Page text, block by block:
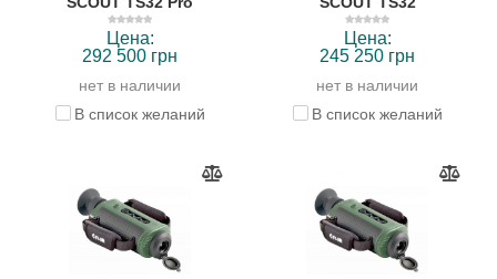
Цена:
292 500 грн
нет в наличии
В список желаний
Цена:
245 250 грн
нет в наличии
В список желаний